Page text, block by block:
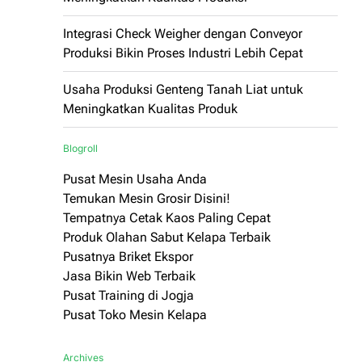
Integrasi Check Weigher dengan Conveyor
Produksi Bikin Proses Industri Lebih Cepat
Usaha Produksi Genteng Tanah Liat untuk
Meningkatkan Kualitas Produk
Blogroll
Pusat Mesin Usaha Anda
Temukan Mesin Grosir Disini!
Tempatnya Cetak Kaos Paling Cepat
Produk Olahan Sabut Kelapa Terbaik
Pusatnya Briket Ekspor
Jasa Bikin Web Terbaik
Pusat Training di Jogja
Pusat Toko Mesin Kelapa
Archives